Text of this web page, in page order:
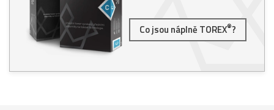
Co jsou náplně TOREX®?